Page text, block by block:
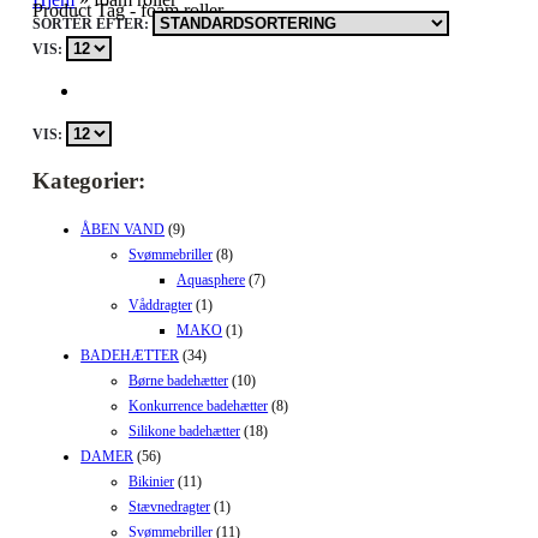
Product Tag - foam roller
SORTÉR EFTER:
VIS:
VIS:
Kategorier:
ÅBEN VAND (9)
Svømmebriller (8)
Aquasphere (7)
Våddragter (1)
MAKO (1)
BADEHÆTTER (34)
Børne badehætter (10)
Konkurrence badehætter (8)
Silikone badehætter (18)
DAMER (56)
Bikinier (11)
Stævnedragter (1)
Svømmebriller (11)